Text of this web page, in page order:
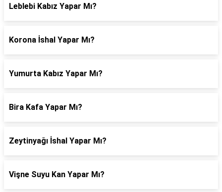
Leblebi Kabız Yapar Mı?
Korona İshal Yapar Mı?
Yumurta Kabız Yapar Mı?
Bira Kafa Yapar Mı?
Zeytinyağı İshal Yapar Mı?
Vişne Suyu Kan Yapar Mı?